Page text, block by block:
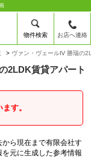
物件検索 お店へ連絡
ヴァン・ヴェールⅣ 勝瑞の
2LDK賃貸アパート
す。
ら現在まで有限会社す
元に生成した参考情報